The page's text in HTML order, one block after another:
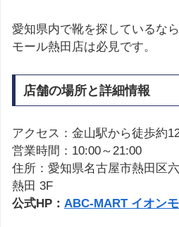
愛知県内で靴を探しているな
モール熱田店は必見です。
店舗の場所と詳細情報
アクセス：金山駅から徒歩約
営業時間：10:00～21:00
住所：愛知県名古屋市熱田区
熱田 3F
公式HP： ABC-MART イオン